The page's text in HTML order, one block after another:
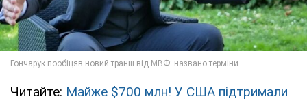
Читайте: Майже $700 млн! У США підтримали